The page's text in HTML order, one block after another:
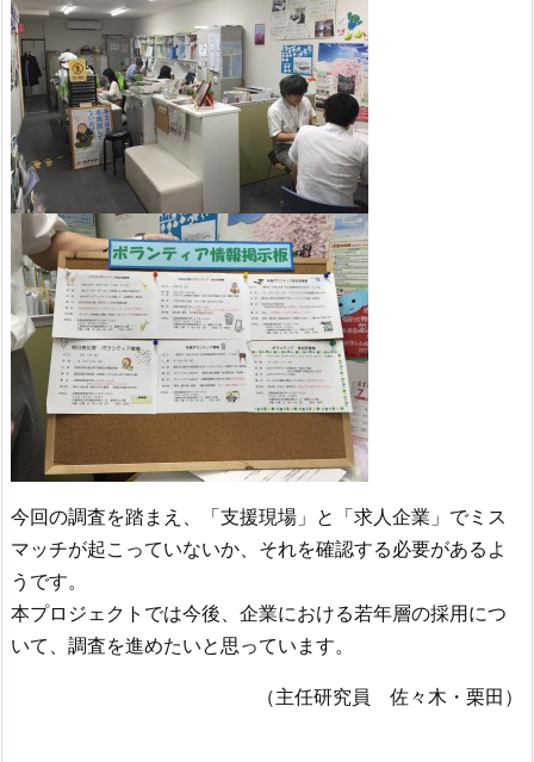
今回の調査を踏まえ、「支援現場」と「求人企業」でミス
マッチが起こっていないか、それを確認する必要があるよ
うです。
本プロジェクトでは今後、企業における若年層の採用につ
いて、調査を進めたいと思っています。
（主任研究員 佐々木・栗田）